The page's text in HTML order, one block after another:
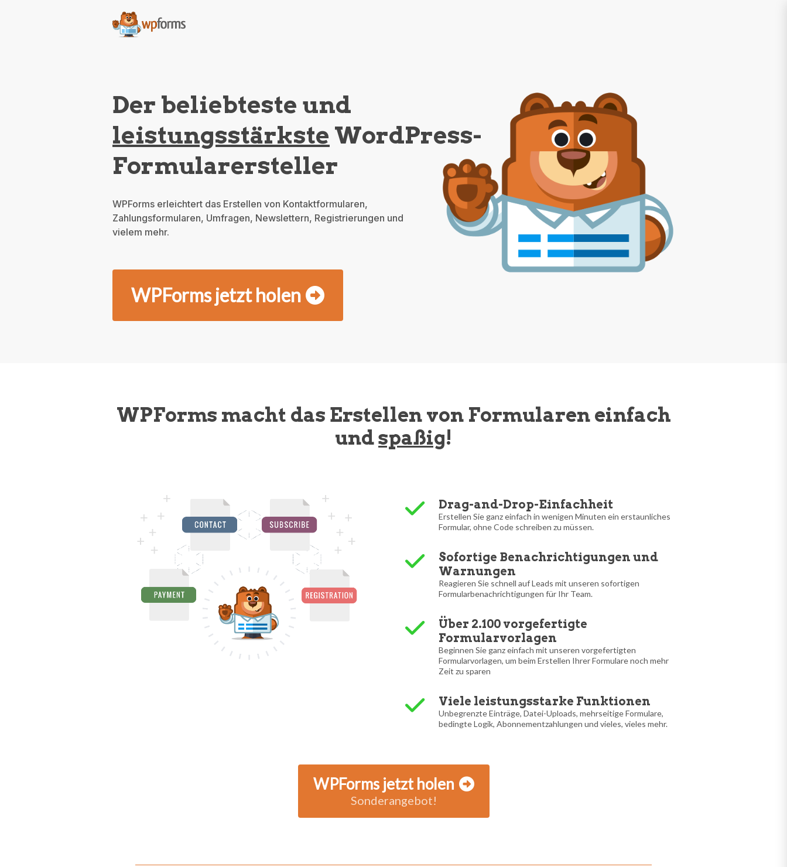
Der beliebteste und
leistungsstärkste WordPress-
Formularersteller
WPForms erleichtert das Erstellen von Kontaktformularen,
Zahlungsformularen, Umfragen, Newslettern, Registrierungen und
vielem mehr.
WPForms jetzt holen
WPForms macht das Erstellen von Formularen einfach
undspaßig!
Drag-and-Drop-Einfachheit
Erstellen Sie ganz einfach in wenigen Minuten ein erstaunliches
Formular, ohne Code schreiben zu müssen.
Sofortige Benachrichtigungen und
Warnungen
Reagieren Sie schnell auf Leads mit unseren sofortigen
Formularbenachrichtigungen für Ihr Team.
Über 2.100 vorgefertigte
Formularvorlagen
Beginnen Sie ganz einfach mit unseren vorgefertigten
Formularvorlagen, um beim Erstellen Ihrer Formulare noch mehr
Zeit zu sparen
Viele leistungsstarke Funktionen
Unbegrenzte Einträge, Datei-Uploads, mehrseitige Formulare,
bedingte Logik, Abonnementzahlungen und vieles, vieles mehr.
WPForms jetzt holen
Sonderangebot!